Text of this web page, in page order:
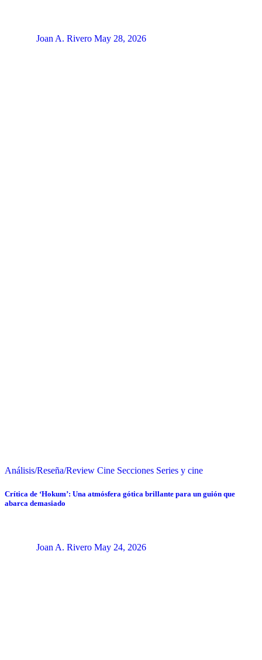
Joan A. Rivero May 28, 2026
Análisis/Reseña/Review Cine Secciones Series y cine
Crítica de ‘Hokum’: Una atmósfera gótica brillante para un guión que
abarca demasiado
Joan A. Rivero May 24, 2026